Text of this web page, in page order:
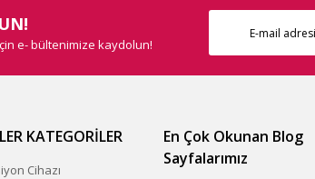
e- bültenimize kaydolun!
KATEGORİLER
Cihazı
En Çok Okunan Blog
Sayfalarımız